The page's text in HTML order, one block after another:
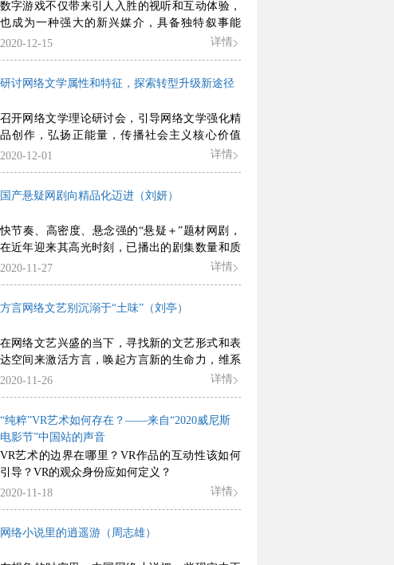
数字游戏不仅带来引人入胜的视听和互动体验，
也成为一种强大的新兴媒介，具备独特叙事能
力，能够承载信息，影响玩家、传播文化。
2020-12-15 详情
研讨网络文学属性和特征，探索转型升级新途径
召开网络文学理论研讨会，引导网络文学强化精
品创作，弘扬正能量，传播社会主义核心价值
观，加快推动建构适应网络文学特点的网络文学
展。
2020-12-01 详情
国产悬疑网剧向精品化迈进（刘妍）
快节奏、高密度、悬念强的“悬疑＋”题材网剧，
在近年迎来其高光时刻，已播出的剧集数量和质
量在近年颇为突出，叫好又叫座的悬疑网剧在叙
实现精品化的生产方式。
2020-11-27 详情
方言网络文艺别沉溺于“土味”（刘亭）
在网络文艺兴盛的当下，寻找新的文艺形式和表
达空间来激活方言，唤起方言新的生命力，维系
乡土记忆与城市生活之间的精神联系，是一个值
2020-11-26 详情
“纯粹”VR艺术如何存在？——来自“2020威尼斯
电影节”中国站的声音
VR艺术的边界在哪里？VR作品的互动性该如何
引导？VR的观众身份应如何定义？
2020-11-18
详情
网络小说里的逍遥游（周志雄）